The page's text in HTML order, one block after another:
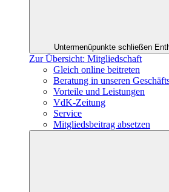
Untermenüpunkte schließen
Zur Übersicht: Mitgliedschaft
Gleich online beitreten
Beratung in unseren
Vorteile und Leistungen
VdK-Zeitung
Service
Mitgliedsbeitrag absetzen